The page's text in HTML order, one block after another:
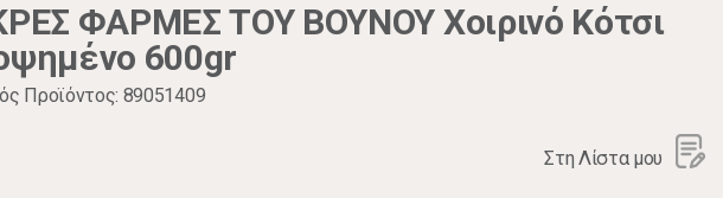
ΦΑΡΜΕΣ ΤΟΥ ΒΟΥΝΟΥ Χοιρινό Κότσι
600gr
Προϊόντος: 89051409
Στη Λίστα μου